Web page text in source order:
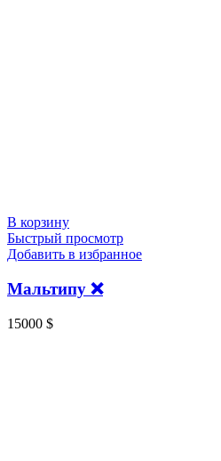
В корзину
Быстрый просмотр
Добавить в избранное
Мальтипу ❌️
15000 $